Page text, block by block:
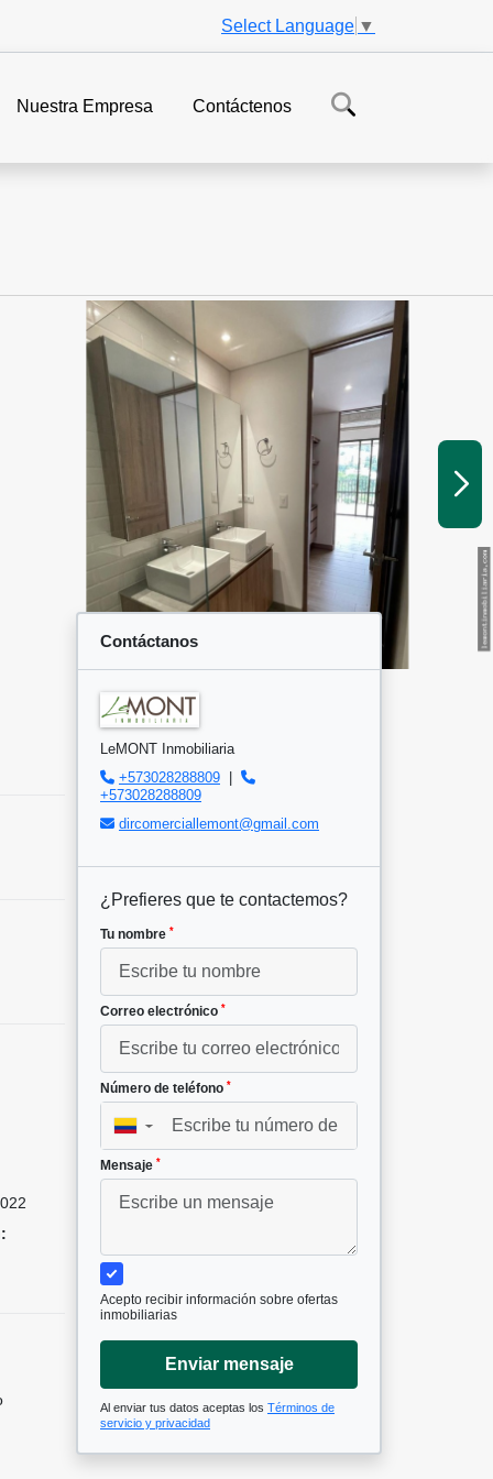
Select Language ▼
Nuestra Empresa Contáctenos
Contáctanos
LeMONT Inmobiliaria
+573028288809
+573028288809
dircomerciallemont@gmail.com
¿Prefieres que te contactemos?
Tu nombre *
Correo electrónico *
Número de teléfono *
▼
Mensaje *
Acepto recibir información sobre ofertas
inmobiliarias
Enviar mensaje
Al enviar tus datos aceptas los Términos de
servicio y privacidad